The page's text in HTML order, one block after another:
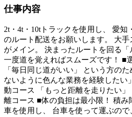
仕事内容
2t・4t・10tトラックを使用し、 愛知
のルート配送をお願いします。 大
がメイン。 決まったルートを回る「
一度道を覚えればスムーズです！ ■
「毎日同じ道がいい」 という方の
ないように色んな業務を経験したい
動コース 「もっと距離を走りたい
離コース ■体の負担は最小限！ 積み
車を使用し、 台車を使って運ぶの